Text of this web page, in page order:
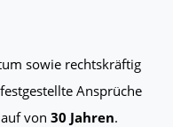
sowie rechtskräftig
Ansprüche
von 30 Jahren.